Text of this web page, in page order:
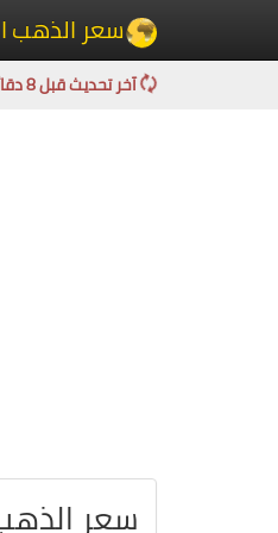
سعر الذهب
آخر تحديث قبل 8 دقائق
سعر